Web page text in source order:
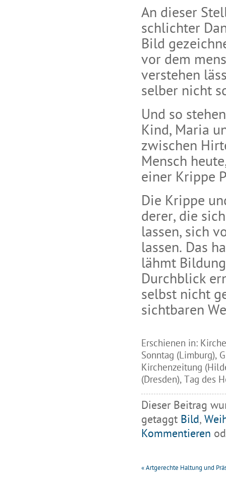
An dieser
schlichter
Bild
vor dem
verstehen
selber nicht
Und so
Kind, Maria
zwischen
Mensch
einer Krippe
Die Krippe
derer, die
lassen, sich
lassen. Das
lähmt
Durchblick
selbst nicht
sichtbaren
Erschienen in:
Sonntag (Limburg),
Kirchenzeitung
(Dresden), Tag des
Dieser Beitrag
getaggt Bild,
Kommentieren
«Artgerechte Haltung und